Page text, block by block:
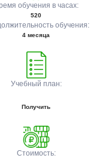
обучения в часах:
520
обучения:
4 месяца
Учебный план:
Получить
Стоимость: